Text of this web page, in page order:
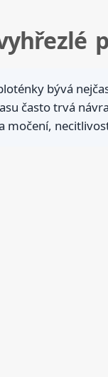
bývá
často trvá
močení,